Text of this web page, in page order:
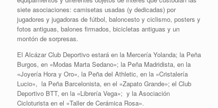
siete asociaciones: camisetas usadas (y dedicadas) por
jugadores y jugadoras de fútbol, baloncesto y ciclismo, posters y
fotos antiguas, balones firmados, bicicletas antiguas y un
montón de sorpresas.
El Alcázar Club Deportivo estará en la Mercería Yolanda; la Peña
Burgos, en «Modas Marta Sedano»; la Peña Madridista, en la
«Joyería Hora y Oro», la Peña del Athletic, en la «Cristalería
Lucio», la Peña Barcelonista, en el «Zapato Grande»; el Club
Deportivo BTT, en la «Librería Vega»; y la Asociación
Cicloturista en el «Taller de Cerámica Rosa».